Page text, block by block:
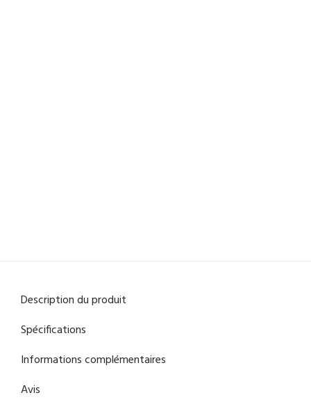
Description du produit
Spécifications
Informations complémentaires
Avis